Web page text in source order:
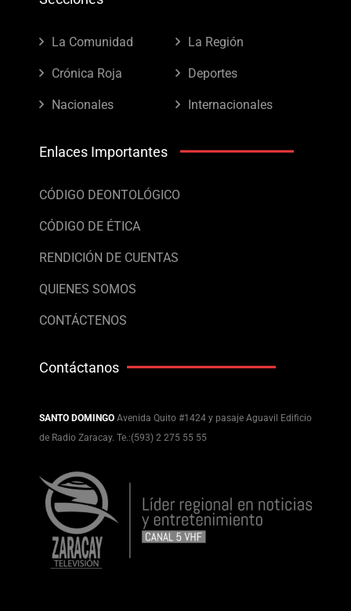
La Comunidad La Región
Crónica Roja Deportes
Nacionales Internacionales
Enlaces Importantes
CÓDIGO DEONTOLÓGICO
CÓDIGO DE ÉTICA
RENDICIÓN DE CUENTAS
QUIENES SOMOS
CONTÁCTENOS
Contáctanos
SANTO DOMINGO Avenida Quito #1424 y pasaje Aguavil Edificio
de Radio Zaracay. Te.:(593) 2 275 55 55